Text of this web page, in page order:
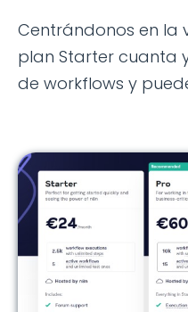
Centrándonos en la
plan Starter cuanta
de workflows y